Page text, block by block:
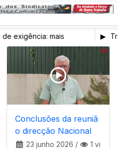
exigência: mais
e mais SNS
Conclusões da reuniã
o direcção Nacional
23 junho 2026 /
1 vi